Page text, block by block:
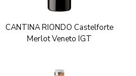
CANTINA RIONDO Castelforte
Merlot Veneto IGT